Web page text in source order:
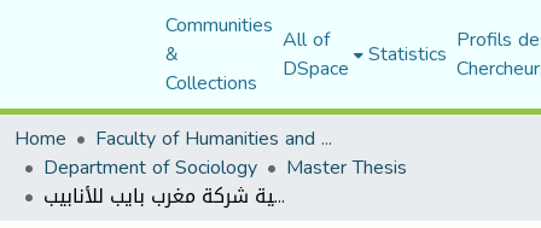
Communities
&
Collections
All of
DSpace Statistics Profils
Home
Faculty of Humanities and Social Sciences
Department of Sociology Master Thesis
أساليب إدارة الصراع وعلاقته بالأداء الوظيفي - دراسة ميدانية شركة مغرب بايب للأنابيب